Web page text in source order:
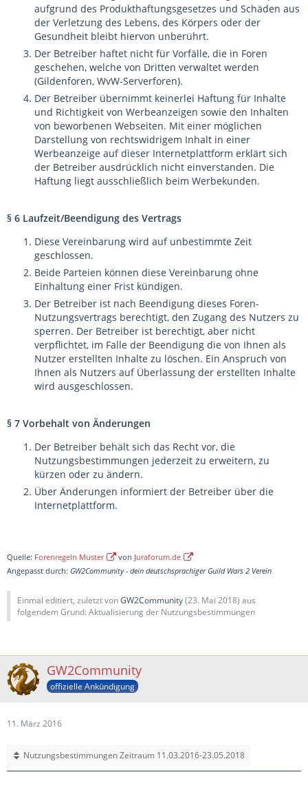
aufgrund des Produkthaftungsgesetzes und Schäden aus
der Verletzung des Lebens, des Körpers oder der
Gesundheit bleibt hiervon unberührt.
Der Betreiber haftet nicht für Vorfälle, die in Foren
geschehen, welche von Dritten verwaltet werden
(Gildenforen, WvW-Serverforen).
Der Betreiber übernimmt keinerlei Haftung für Inhalte
und Richtigkeit von Werbeanzeigen sowie den Inhalten
von beworbenen Webseiten. Mit einer möglichen
Darstellung von rechtswidrigem Inhalt in einer
Werbeanzeige auf dieser Internetplattform erklärt sich
der Betreiber ausdrücklich nicht einverstanden. Die
Haftung liegt ausschließlich beim Werbekunden.
§ 6 Laufzeit/Beendigung des Vertrags
Diese Vereinbarung wird auf unbestimmte Zeit
geschlossen.
Beide Parteien können diese Vereinbarung ohne
Einhaltung einer Frist kündigen.
Der Betreiber ist nach Beendigung dieses Foren-
Nutzungsvertrags berechtigt, den Zugang des Nutzers zu
sperren. Der Betreiber ist berechtigt, aber nicht
verpflichtet, im Falle der Beendigung die von Ihnen als
Nutzer erstellten Inhalte zu löschen. Ein Anspruch von
Ihnen als Nutzers auf Überlassung der erstellten Inhalte
wird ausgeschlossen.
§ 7 Vorbehalt von Änderungen
Der Betreiber behält sich das Recht vor, die
Nutzungsbestimmungen jederzeit zu erweitern, zu
kürzen oder zu ändern.
Über Änderungen informiert der Betreiber über die
Internetplattform.
Quelle: Forenregeln Muster von Juraforum.de
Angepasst durch: GW2Community - dein deutschsprachiger Guild Wars 2 Verein
Einmal editiert, zuletzt vonGW2Community(23. Mai 2018) aus
folgendem Grund: Aktualisierung der Nutzungsbestimmungen
GW2Community
offizielle Ankündigung
11. März 2016
Nutzungsbestimmungen Zeitraum 11.03.2016-23.05.2018